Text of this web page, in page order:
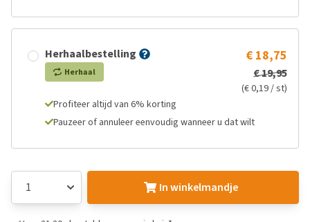
Herhaalbestelling
Herhaal
€ 18,75
€ 19,95
(€ 0,19 / st)
Profiteer altijd van 6% korting
Pauzeer of annuleer eenvoudig wanneer u dat wilt
In winkelmandje